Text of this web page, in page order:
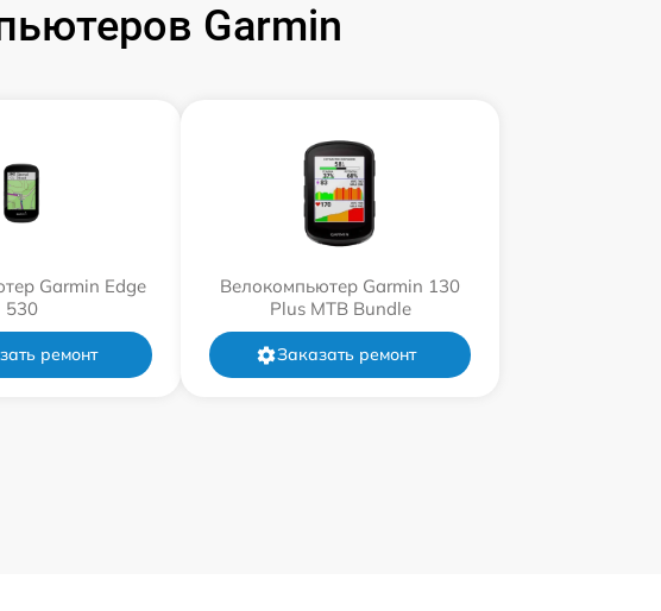
Garmin
Garmin Edge
530
ремонт
Велокомпьютер Garmin 130
Plus MTB Bundle
Заказать ремонт